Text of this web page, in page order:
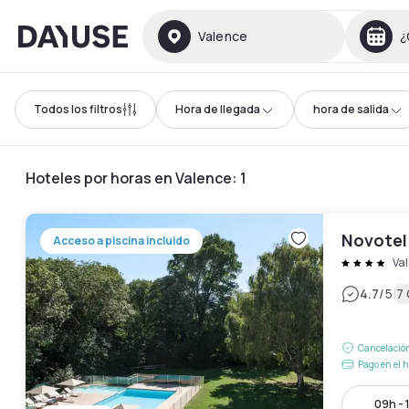
Dayuse Valence
Todos los filtros Hora de llegada hora de salida
Hoteles por horas en Valence: 1
Acceso a piscina incluido Novotel
4.7/5|7
Pago en el
09h -